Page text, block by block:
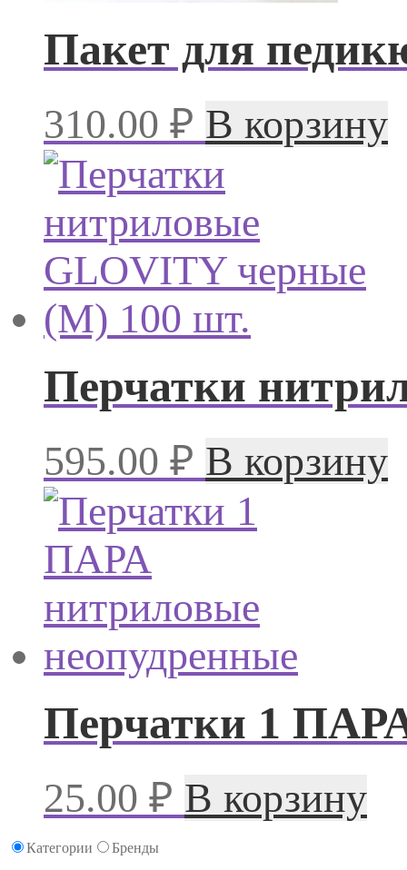
Пакет для
310.00 ₽ В корзину
Перчатки
595.00 ₽ В корзину
Перчатки 1
25.00 ₽ В корзину
Категории Бренды